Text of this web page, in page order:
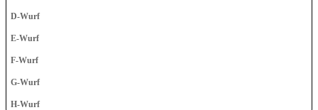
D-Wurf
E-Wurf
F-Wurf
G-Wurf
H-Wurf